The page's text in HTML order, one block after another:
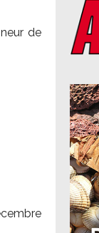
de